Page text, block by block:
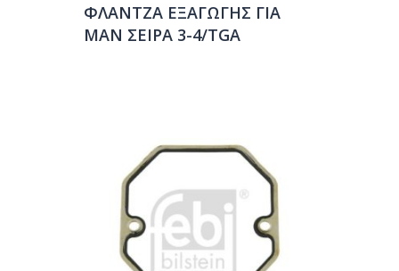
ΦΛΑΝΤΖΑ ΕΞΑΓΩΓΗΣ ΓΙΑ
ΜΑΝ ΣΕΙΡΑ 3-4/TGA